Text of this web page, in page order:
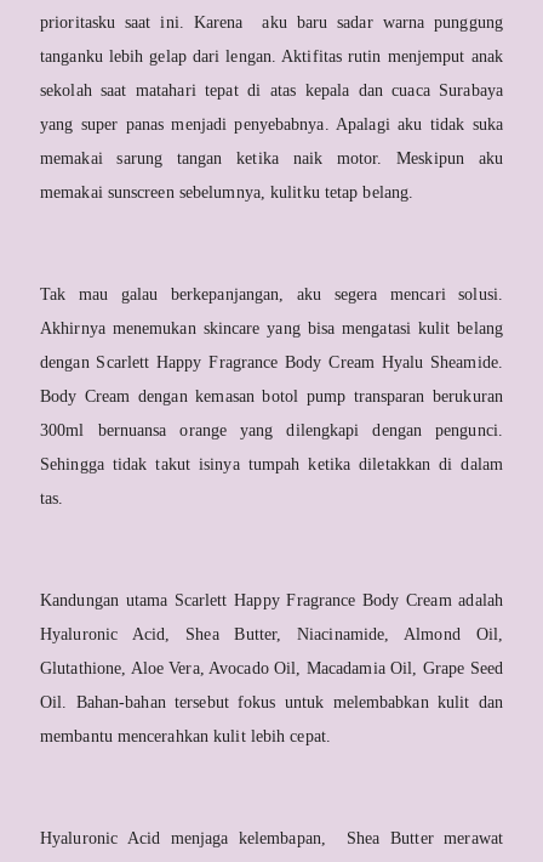
prioritasku saat ini. Karena aku baru sadar warna punggung
tanganku lebih gelap dari lengan. Aktifitas rutin menjemput anak
sekolah saat matahari tepat di atas kepala dan cuaca Surabaya
yang super panas menjadi penyebabnya. Apalagi aku tidak suka
memakai sarung tangan ketika naik motor. Meskipun aku
memakai sunscreen sebelumnya, kulitku tetap belang.
Tak mau galau berkepanjangan, aku segera mencari solusi.
Akhirnya menemukan skincare yang bisa mengatasi kulit belang
dengan Scarlett Happy Fragrance Body Cream Hyalu Sheamide.
Body Cream dengan kemasan botol pump transparan berukuran
300ml bernuansa orange yang dilengkapi dengan pengunci.
Sehingga tidak takut isinya tumpah ketika diletakkan di dalam
tas.
Kandungan utama Scarlett Happy Fragrance Body Cream adalah
Hyaluronic Acid, Shea Butter, Niacinamide, Almond Oil,
Glutathione, Aloe Vera, Avocado Oil, Macadamia Oil, Grape Seed
Oil. Bahan-bahan tersebut fokus untuk melembabkan kulit dan
membantu mencerahkan kulit lebih cepat.
Hyaluronic Acid menjaga kelembapan, Shea Butter merawat